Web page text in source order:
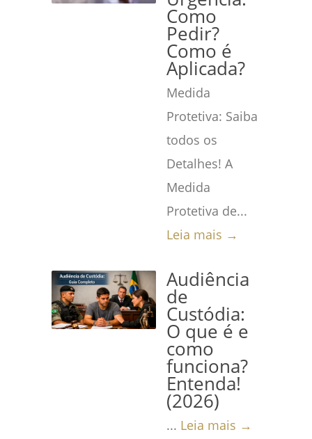
Como
Pedir?
Como é
Aplicada?
Medida
Protetiva: Saiba
todos os
Detalhes! A
Medida
Protetiva de...
Leia mais →
Audiência
de
Custódia:
O que é e
como
funciona?
Entenda!
(2026)
... Leia mais →